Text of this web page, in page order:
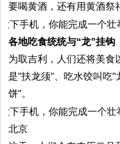
要喝黄酒，还有用黄酒祭
各地吃食统统与“龙”挂钩
为取吉利，人们还将美食
是"扶龙须"、吃水饺叫吃
饼"。
北京